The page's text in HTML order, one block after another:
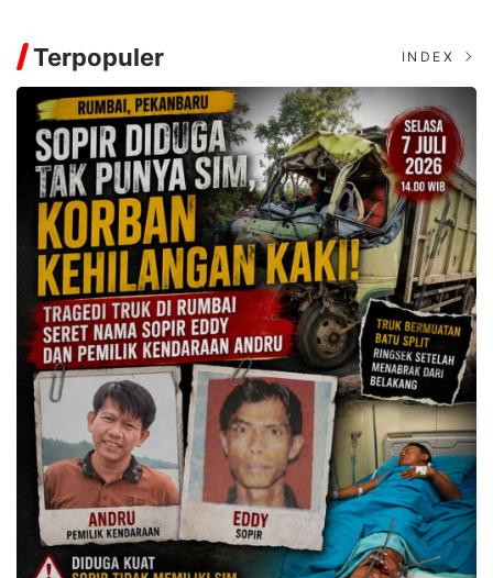
Terpopuler INDEX